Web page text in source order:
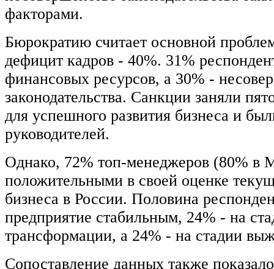
факторами.
Бюрократию считает основной
дефицит кадров - 40%. 31%
финансовых ресурсов, а 30% -
законодательства. Санкции заняли
для успешного развития бизнеса и
руководителей.
Однако, 72% топ-менеджеров (80% в
положительными в своей оценке
бизнеса в России. Половина
предприятие стабильным, 24% - на
трансформации, а 24% - на стадии
Сопоставление данных также